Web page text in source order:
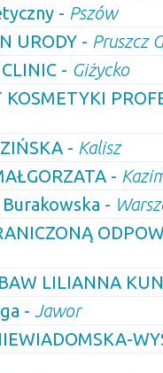
- Pszów
URODY - Pruszcz
- Giżycko
- Kalisz
-
-
LILIANNA
- Jawor